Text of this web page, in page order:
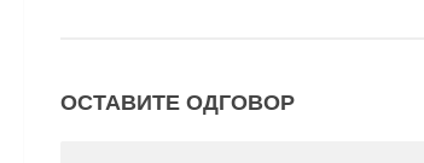
ОСТАВИТЕ ОДГОВОР